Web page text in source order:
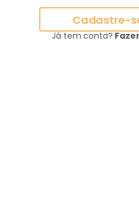
Cadastre-
Já tem conta?